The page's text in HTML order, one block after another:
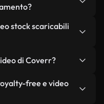
di licenza.
libreria sono
sia sempre
essere utilizzati
promozioni sui
o ridistribuiscano
stock scaricabili
artificiale, include
filmati puliti e pronti
di Coverr?
o remixare i
che il prodotto
free e video